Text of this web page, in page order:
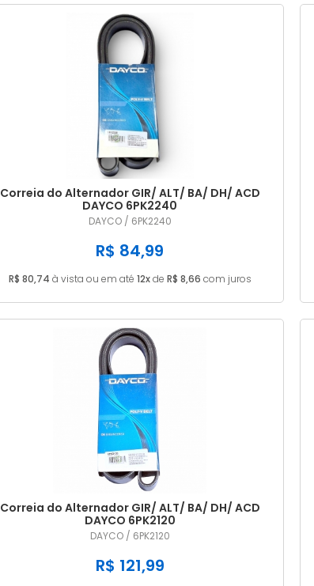
Correia do Alternador GIR/ ALT/ BA/ DH/ ACD
DAYCO 6PK2240
DAYCO / 6PK2240
R$ 84,99
R$ 80,74 à vista ou em até 12xde R$ 8,66 com juros
Correia do Alternador GIR/ ALT/ BA/ DH/ ACD
DAYCO 6PK2120
DAYCO / 6PK2120
R$ 121,99